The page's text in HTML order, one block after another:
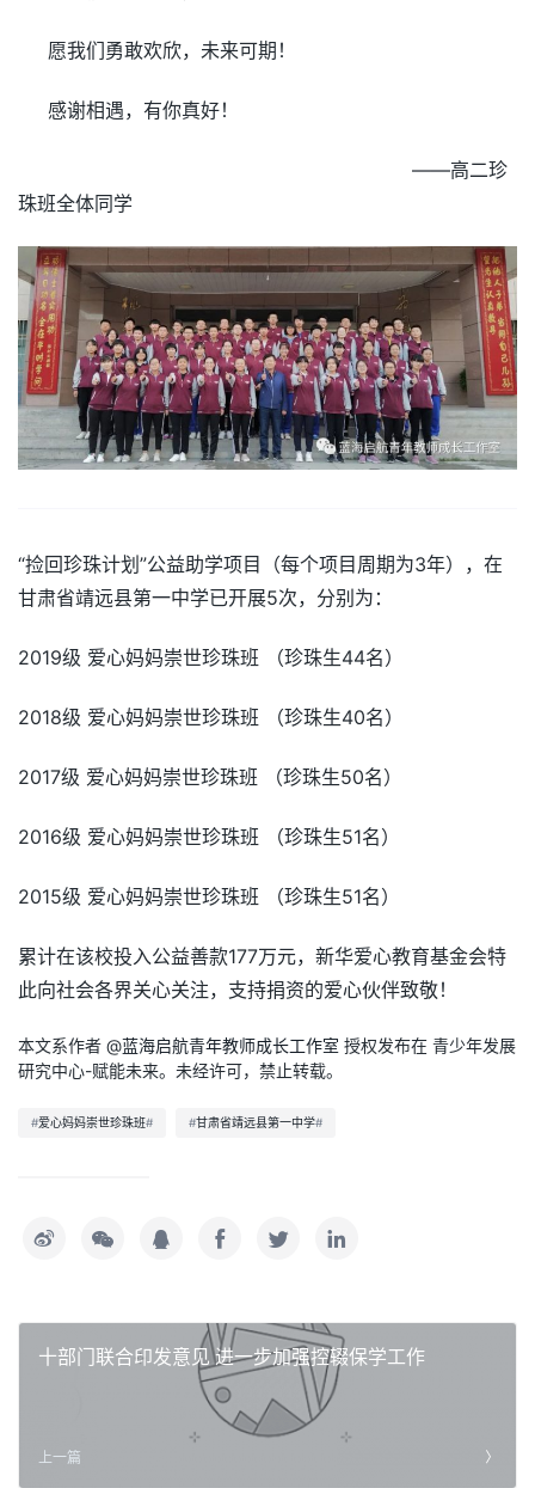
愿我们勇敢欢欣，未来可期！
感谢相遇，有你真好！
——高二珍
珠班全体同学
“捡回珍珠计划”公益助学项目（每个项目周期为3年），在
甘肃省靖远县第一中学已开展5次，分别为：
2019级 爱心妈妈崇世珍珠班 （珍珠生44名）
2018级 爱心妈妈崇世珍珠班 （珍珠生40名）
2017级 爱心妈妈崇世珍珠班 （珍珠生50名）
2016级 爱心妈妈崇世珍珠班 （珍珠生51名）
2015级 爱心妈妈崇世珍珠班 （珍珠生51名）
累计在该校投入公益善款177万元，新华爱心教育基金会特
此向社会各界关心关注，支持捐资的爱心伙伴致敬！
本文系作者 @蓝海启航青年教师成长工作室 授权发布在 青少年发展
研究中心-赋能未来。未经许可，禁止转载。
#爱心妈妈崇世珍珠班# #甘肃省靖远县第一中学#
十部门联合印发意见 进一步加强控辍保学工作
上一篇